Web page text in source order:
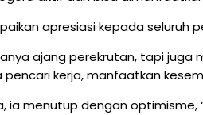
apresiasi kepada
ajang perekrutan, tapi
pencari kerja, manfaatkan
ia menutup dengan optimisme,